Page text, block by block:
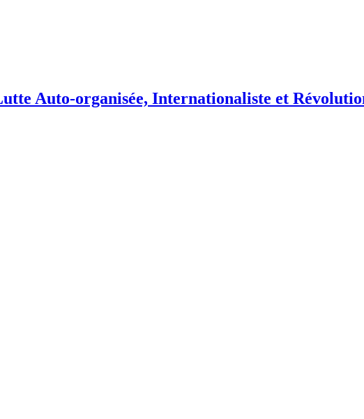
utte Auto-organisée, Internationaliste et R